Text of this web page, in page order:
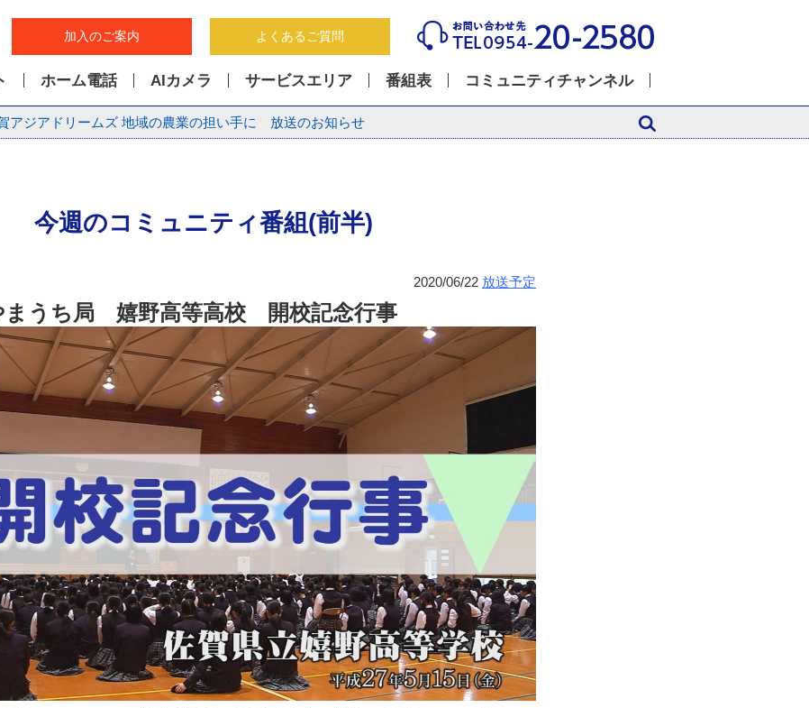
加入のご案内 よくあるご質問
ホーム電話 AIカメラ サービスエリア 番組表 コミュニティチャンネル
アジアドリームズ 地域の農業の担い手に 放送のお知らせ
今週のコミュニティ番組(前半)
2020/06/22 放送予定
うち 局 嬉野高等高校 開校記念行事